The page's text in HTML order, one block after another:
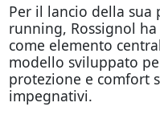
Per il lancio della sua
running, Rossignol
come elemento
modello sviluppato
protezione e comfort
impegnativi.